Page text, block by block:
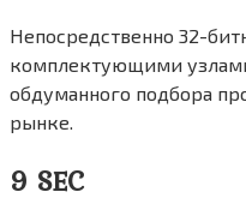
Непосредственно 32-
комплектующими
обдуманного подбора
рынке.
9 SEC